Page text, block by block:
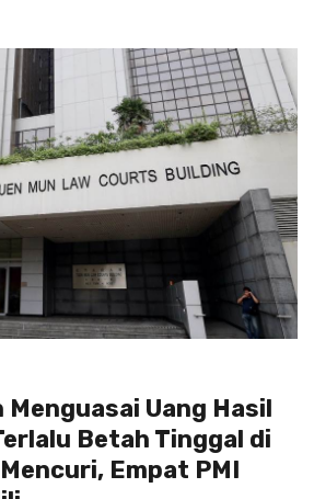
Menguasai Uang Hasil
Betah Tinggal di
Empat PMI